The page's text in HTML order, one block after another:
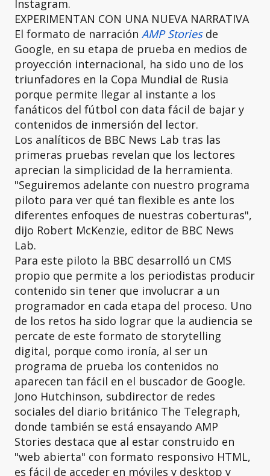
Instagram.
EXPERIMENTAN CON UNA NUEVA NARRATIVA
El formato de narración AMP Storiesde
Google, en su etapa de prueba en medios de
proyección internacional, ha sido uno de los
triunfadores en la Copa Mundial de Rusia
porque permite llegar al instante a los
fanáticos del fútbol con data fácil de bajar y
contenidos de inmersión del lector.
Los analíticos de BBC News Lab tras las
primeras pruebas revelan que los lectores
aprecian la simplicidad de la herramienta.
"Seguiremos adelante con nuestro programa
piloto para ver qué tan flexible es ante los
diferentes enfoques de nuestras coberturas",
dijo Robert McKenzie, editor de BBC News
Lab.
Para este piloto la BBC desarrolló un CMS
propio que permite a los periodistas producir
contenido sin tener que involucrar a un
programador en cada etapa del proceso. Uno
de los retos ha sido lograr que la audiencia se
percate de este formato de storytelling
digital, porque como ironía, al ser un
programa de prueba los contenidos no
aparecen tan fácil en el buscador de Google.
Jono Hutchinson, subdirector de redes
sociales del diario británico The Telegraph,
donde también se está ensayando AMP
Stories destaca que al estar construido en
"web abierta" con formato responsivo HTML,
es fácil de acceder en móviles y desktop y